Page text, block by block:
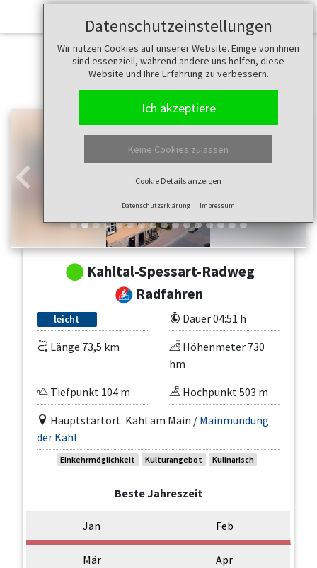
Datenschutzeinstellungen
Wir nutzen Cookies auf unserer Website. Einige von ihnen
sind essenziell, während andere uns helfen, diese
Website und Ihre Erfahrung zu verbessern.
Ich akzeptiere
Keine Cookies zulassen
Cookie Details anzeigen
Datenschutzerklärung Impressum
Zurück
Kahltal-Spessart-Radweg
Radfahren
leicht
Dauer 04:51 h
Länge 73,5 km
Höhenmeter 730
hm
Tiefpunkt 104 m
Hochpunkt 503 m
Hauptstartort: Kahl am Main / Mainmündung
der Kahl
Einkehrmöglichkeit Kulturangebot Kulinarisch
Beste Jahreszeit
Jan Feb
Mär Apr